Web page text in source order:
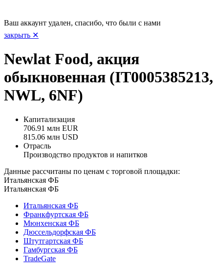
Ваш аккаунт удален, спасибо, что были с нами
закрыть ✕
Newlat Food, акция
обыкновенная (IT0005385213,
NWL, 6NF)
Капитализация
706.91 млн EUR
815.06 млн USD
Отрасль
Производство продуктов и напитков
Данные рассчитаны по ценам с торговой площадки:
Итальянская ФБ
Итальянская ФБ
Итальянская ФБ
Франкфуртская ФБ
Мюнхенская ФБ
Дюссельдорфская ФБ
Штутгартская ФБ
Гамбургская ФБ
TradeGate